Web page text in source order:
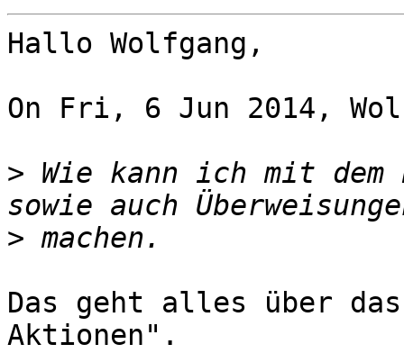
Hallo Wolfgang,
On Fri, 6 Jun 2014,
> Wie kann ich mit dem
>
Das geht alles über
Aktionen".